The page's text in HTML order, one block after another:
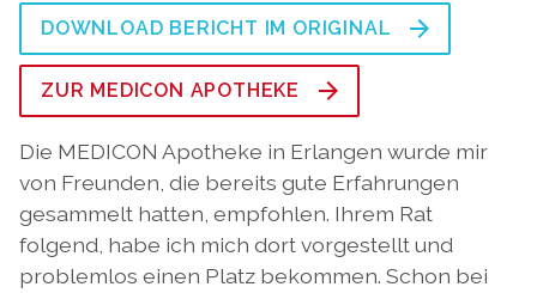
DOWNLOAD BERICHT IM ORIGINAL
ZUR MEDICON APOTHEKE
Die MEDICON Apotheke in Erlangen wurde mir
von Freunden, die bereits gute Erfahrungen
gesammelt hatten, empfohlen. Ihrem Rat
folgend, habe ich mich dort vorgestellt und
problemlos einen Platz bekommen. Schon bei